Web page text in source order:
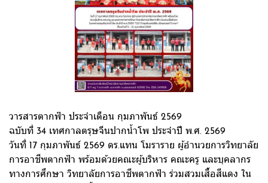
วารสารตากฟ้า ประจำเดือน กุมภาพันธ์ 2569
ฉบับที่ 34 เทศกาลตรุษจีนปากน้ำโพ ประจำปี พ.ศ. 2569
วันที่ 17 กุมภาพันธ์ 2569 ดร.แทน โมราราย ผู้อำนวยการวิทยาลัย
การอาชีพตากฟ้า พร้อมด้วยคณะผู้บริหาร คณะครู และบุคลากร
ทางการศึกษา วิทยาลัยการอาชีพตากฟ้า ร่วมสวมเสื้อสีแดง ใน